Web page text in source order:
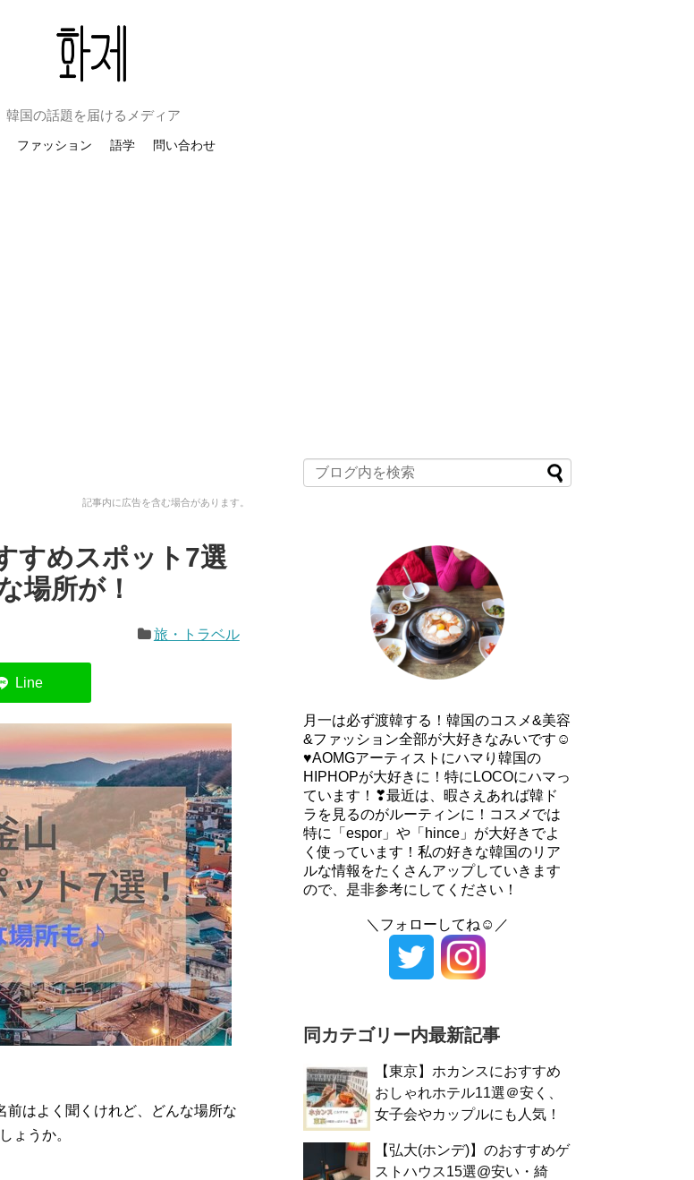
韓国の話題を届けるメディア
ファッション 語学 問い合わせ
記事内に広告を含む場合があります。
すめスポット7選
場所が！
旅・トラベル
はよく聞くけれど、どんな場所な
ょうか。
月一は必ず渡韓する！韓国のコスメ&美容
&ファッション全部が大好きなみいです☺
♥AOMGアーティストにハマり韓国の
HIPHOPが大好きに！特にLOCOにハマっ
ています！❣最近は、暇さえあれば韓ド
ラを見るのがルーティンに！コスメでは
特に「espor」や「hince」が大好きでよ
く使っています！私の好きな韓国のリア
ルな情報をたくさんアップしていきます
ので、是非参考にしてください！
＼フォローしてね☺／
同カテゴリー内最新記事
【東京】ホカンスにおすすめ
おしゃれホテル11選＠安く、
女子会やカップルにも人気！
【弘大(ホンデ)】のおすすめゲ
ストハウス15選@安い・綺